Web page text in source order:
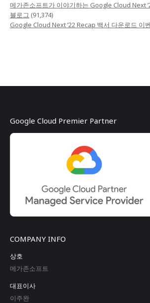
메가존소프트가 이야기하는 Google Cloud Next
블로그 (91,374)
Google Cloud Next ’22 Recap 백서 다운로드 이
Google Cloud Premier Partner
COMPANY INFO
상호
메가존소프트
대표이사
이주완